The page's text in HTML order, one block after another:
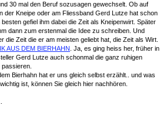
30 mal den Beruf sozusagen gewechselt. Ob auf
der Kneipe oder am Fliessband Gerd Lutze hat schon
gefiel ihm dabei die Zeit als Kneipenwirt. Später
dann zum erstenmal die Idee zu schreiben. Und
die Zeit die er am meisten geliebt hat, die Zeit als Wirt.
AUS DEM BIERHAHN . Ja, es ging heiss her, früher in
Gerd Lutze auch schonmal die ganz ruhigen
Bierhahn hat er uns gleich selbst erzählt.. und was
ist, können Sie gleich hier nachhören.